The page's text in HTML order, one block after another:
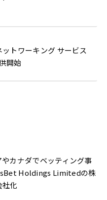
トワーキング サービス
開始
カナダでベッティング事
Holdings Limitedの株
化